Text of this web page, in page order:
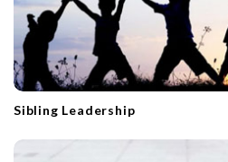
Sibling Leadership